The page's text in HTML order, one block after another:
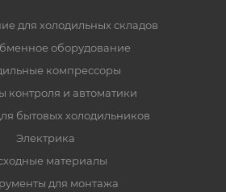
для холодильных складов
оборудование
компрессоры
контроля и автоматики
бытовых холодильников
Электрика
материалы
для монтажа